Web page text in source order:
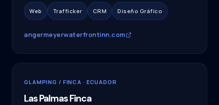
Web Trafficker CRM Diseño Gráfico
angermeyerwaterfrontinn.com
GLAMPING / FINCA · ECUADOR
Las Palmas Finca